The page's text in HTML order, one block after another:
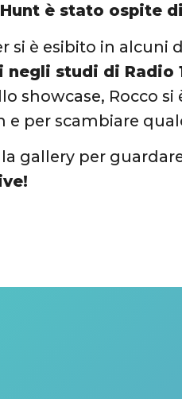
è stato ospite
si è esibito in alcuni
studi di Radio
showcase, Rocco
e per scambiare
gallery per